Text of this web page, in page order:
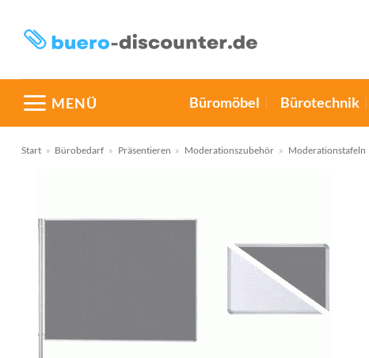
Inhalt
springen
MENÜ Büromöbel Bürotechnik
Start » Bürobedarf » Präsentieren » Moderationszubehör » Moderationstafeln